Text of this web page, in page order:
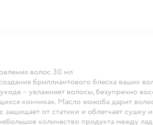
волос 30 мл
бриллиантового блеска ваших
– увлажняет волосы, безупречно
кончиках. Масло жожоба дарит
от статики и облегчает сушку
количество продукта между